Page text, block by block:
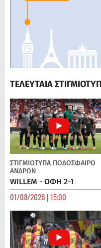
ΤΕΛΕΥΤΑΙΑ
ΣΤΙΓΜΙΟΤΥΠΑ ΠΟΔΌΣΦΑΙΡΟ
ΑΝΔΡΏΝ
WILLEM - ΟΦΗ 2-1
01/08/2026 | 15:00